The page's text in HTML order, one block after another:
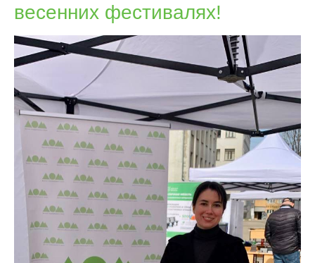
весенних фестивалях!